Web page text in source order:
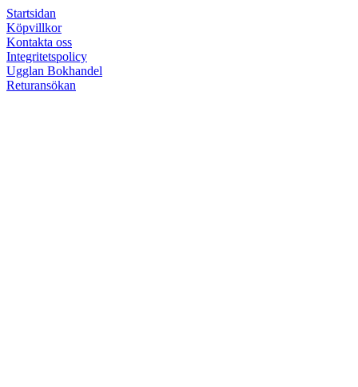
Startsidan
Köpvillkor
Kontakta oss
Integritetspolicy
Ugglan Bokhandel
Returansökan